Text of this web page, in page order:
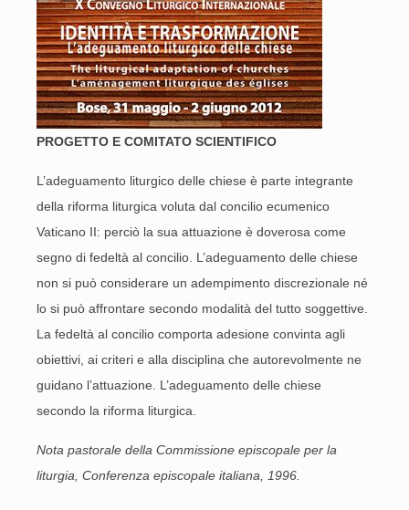
PROGETTO E COMITATO SCIENTIFICO
L’adeguamento liturgico delle chiese è parte integrante
della riforma liturgica voluta dal concilio ecumenico
Vaticano II: perciò la sua attuazione è doverosa come
segno di fedeltà al concilio. L’adeguamento delle chiese
non si può considerare un adempimento discrezionale né
lo si può affrontare secondo modalità del tutto soggettive.
La fedeltà al concilio comporta adesione convinta agli
obiettivi, ai criteri e alla disciplina che autorevolmente ne
guidano l’attuazione. L’adeguamento delle chiese
secondo la riforma liturgica.
Nota pastorale della Commissione episcopale per la
liturgia, Conferenza episcopale italiana, 1996.